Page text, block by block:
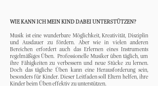
WIE KANN ICH MEIN KIND DABEI UNTERSTÜTZEN?
Musik ist eine wunderbare Möglichkeit, Kreativität, Disziplin
und Ausdauer zu fördern. Aber wie in vielen anderen
Bereichen erfordert auch das Erlernen eines Instruments
regelmäßiges Üben. Professionelle Musiker üben täglich, um
ihre Fähigkeiten zu verbessern und neue Stücke zu lernen.
Doch das tägliche Üben kann eine Herausforderung sein,
besonders für Kinder. Dieser Leitfaden soll Eltern helfen, ihre
Kinder beim Üben effektiv zu unterstützen.